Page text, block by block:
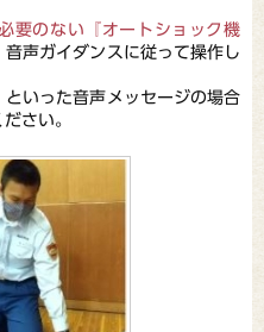
要のない『オートショック機
声ガイダンスに従って操作し
といった音声メッセージの場合
さい。